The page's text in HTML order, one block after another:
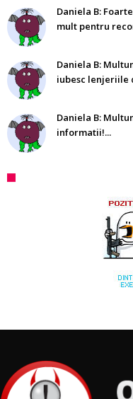
Daniela B:
mult pentru
Daniela B:
iubesc lenjeriile
Daniela B:
informatii!...